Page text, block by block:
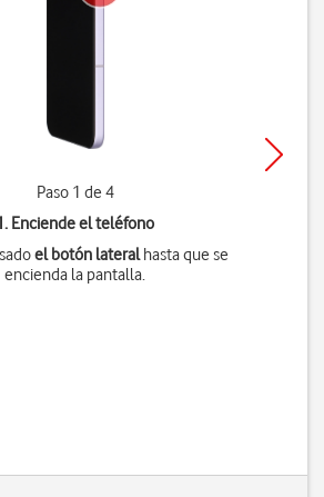
Paso 1 de 4
Enciende el teléfono
el botón lateralhasta que se
encienda la pantalla.